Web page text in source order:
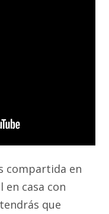
compartida en
casa con
que